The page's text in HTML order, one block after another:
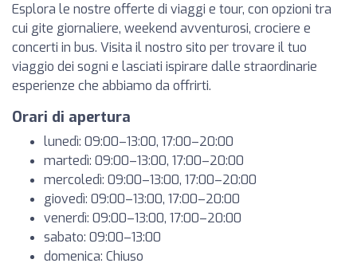
Esplora le nostre offerte di viaggi e tour, con opzioni tra
cui gite giornaliere, weekend avventurosi, crociere e
concerti in bus. Visita il nostro sito per trovare il tuo
viaggio dei sogni e lasciati ispirare dalle straordinarie
esperienze che abbiamo da offrirti.
Orari di apertura
lunedì: 09:00–13:00, 17:00–20:00
martedì: 09:00–13:00, 17:00–20:00
mercoledì: 09:00–13:00, 17:00–20:00
giovedì: 09:00–13:00, 17:00–20:00
venerdì: 09:00–13:00, 17:00–20:00
sabato: 09:00–13:00
domenica: Chiuso